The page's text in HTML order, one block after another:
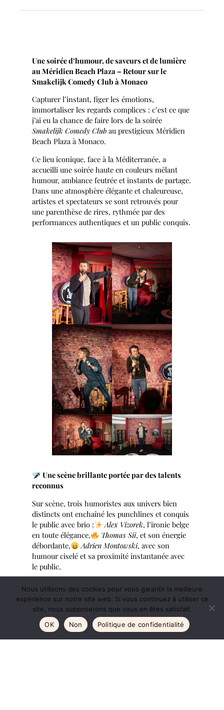
Une soirée d’humour, de saveurs et de lumière
au Méridien Beach Plaza – Retour sur le
Smakelijk Comedy Club à Monaco
Capturer l’instant, figer les émotions,
immortaliser les regards complices : c’est ce que
j’ai eu la chance de faire lors de la soirée
Smakelijk Comedy Club au prestigieux Méridien
Beach Plaza à Monaco.
Ce lieu iconique, face à la Méditerranée, a
accueilli une soirée haute en couleurs mêlant
humour, ambiance feutrée et instants de partage.
Dans une atmosphère élégante et chaleureuse,
artistes et spectateurs se sont retrouvés pour
une parenthèse de rires, rythmée par des
performances authentiques et un public conquis.
Une scène brillante portée par des talents
reconnus
Sur scène, trois humoristes aux univers bien
distincts ont enchaîné les punchlines et conquis
le public avec brio :
Alex Vizorek, l’ironie belge
en toute élégance,
Thomas Sii, et son énergie
débordante,
Adrien Montowski, avec son
humour ciselé et sa proximité instantanée avec
le public.
Chacun a apporté sa couleur, son rythme, son
éclat. En tant que photographe, c’était un pur
bonheur de capter leurs expressions, leur
gestuelle, et l’interaction qu’ils ont su créer avec
la salle.
Nous utilisons des cookies pour vous garantir la meilleure
expérience sur notre site web. Si vous continuez à utiliser ce
site, nous supposerons que vous en êtes satisfait.
OK
Non Politique de confidentialité